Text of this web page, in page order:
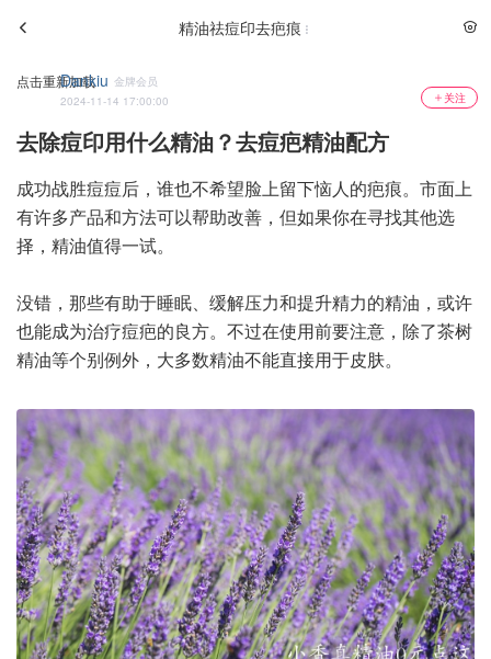
精油祛痘印去疤痕
点击重新加载
Dankiu 金牌会员
2024-11-14 17:00:00
关注
去除痘印用什么精油？去痘疤精油配方
成功战胜痘痘后，谁也不希望脸上留下恼人的疤痕。市面上
有许多产品和方法可以帮助改善，但如果你在寻找其他选
择，精油值得一试。
没错，那些有助于睡眠、缓解压力和提升精力的精油，或许
也能成为治疗痘疤的良方。不过在使用前要注意，除了茶树
精油等个别例外，大多数精油不能直接用于皮肤。